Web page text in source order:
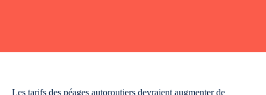
Les tarifs des péages autoroutiers devraient augmenter de